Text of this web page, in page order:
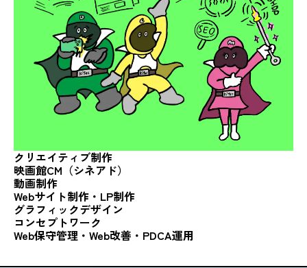
クリエイティブ制作
映画館CM（シネアド）
動画制作
Webサイト制作・LP制作
グラフィックデザイン
コンセプトワーク
Web保守管理・Web改善・ PDCA運用